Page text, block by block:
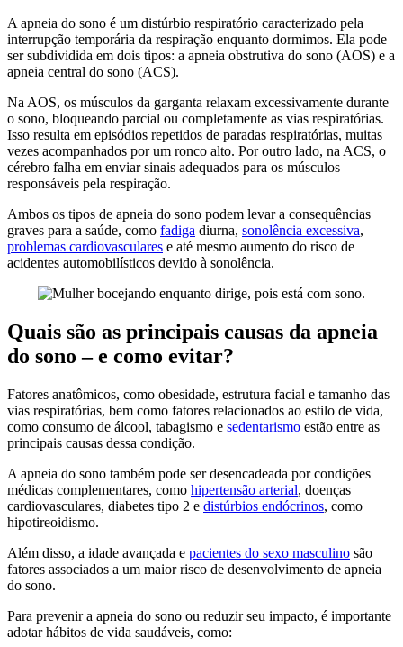
A apneia do sono é um distúrbio respiratório caracterizado pela
interrupção temporária da respiração enquanto dormimos. Ela pode
ser subdividida em dois tipos: a apneia obstrutiva do sono (AOS) e a
apneia central do sono (ACS).
Na AOS, os músculos da garganta relaxam excessivamente durante
o sono, bloqueando parcial ou completamente as vias respiratórias.
Isso resulta em episódios repetidos de paradas respiratórias, muitas
vezes acompanhados por um ronco alto. Por outro lado, na ACS, o
cérebro falha em enviar sinais adequados para os músculos
responsáveis pela respiração.
Ambos os tipos de apneia do sono podem levar a consequências
graves para a saúde, como fadiga diurna, sonolência excessiva,
problemas cardiovasculares e até mesmo aumento do risco de
acidentes automobilísticos devido à sonolência.
Quais são as principais causas da apneia
do sono – e como evitar?
Fatores anatômicos, como obesidade, estrutura facial e tamanho das
vias respiratórias, bem como fatores relacionados ao estilo de vida,
como consumo de álcool, tabagismo e sedentarismo estão entre as
principais causas dessa condição.
A apneia do sono também pode ser desencadeada por condições
médicas complementares, como hipertensão arterial, doenças
cardiovasculares, diabetes tipo 2 e distúrbios endócrinos, como
hipotireoidismo.
Além disso, a idade avançada e pacientes do sexo masculino são
fatores associados a um maior risco de desenvolvimento de apneia
do sono.
Para prevenir a apneia do sono ou reduzir seu impacto, é importante
adotar hábitos de vida saudáveis, como: